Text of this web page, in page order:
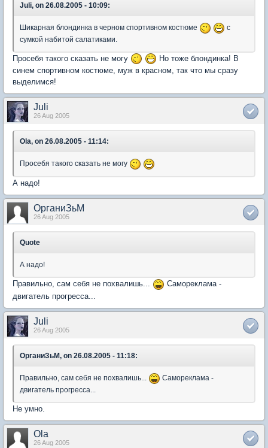
Juli, on 26.08.2005 - 10:09:
Шикарная блондинка в черном спортивном костюме
c
сумкой набитой салатиками.
Просебя такого сказать не могу
Но тоже блондинка! В
синем спортивном костюме, муж в красном, так что мы сразу
выделимся!
Juli
26 Aug 2005
Ola, on 26.08.2005 - 11:14:
Просебя такого сказать не могу
А надо!
ОрганиЗьМ
26 Aug 2005
Quote
А надо!
Правильно, сам себя не похвалишь...
Самореклама -
двигатель прогресса...
Juli
26 Aug 2005
ОрганиЗьМ, on 26.08.2005 - 11:18:
Правильно, сам себя не похвалишь...
Самореклама -
двигатель прогресса...
Не умно.
Ola
26 Aug 2005